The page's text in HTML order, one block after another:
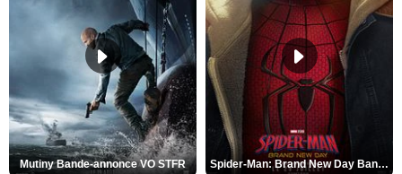
Mutiny Bande-annonce VO STFR Spider-Man: Brand New Day Bande-annonce VO STFR